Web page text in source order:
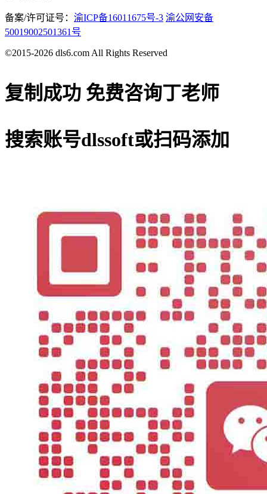
备案/许可证号： 渝ICP备16011675号-3 渝公网安备
50019002501361号
©2015-2026 dls6.com All Rights Reserved
复制成功 免费咨询丁老师
搜索账号dlssoft或扫码添加